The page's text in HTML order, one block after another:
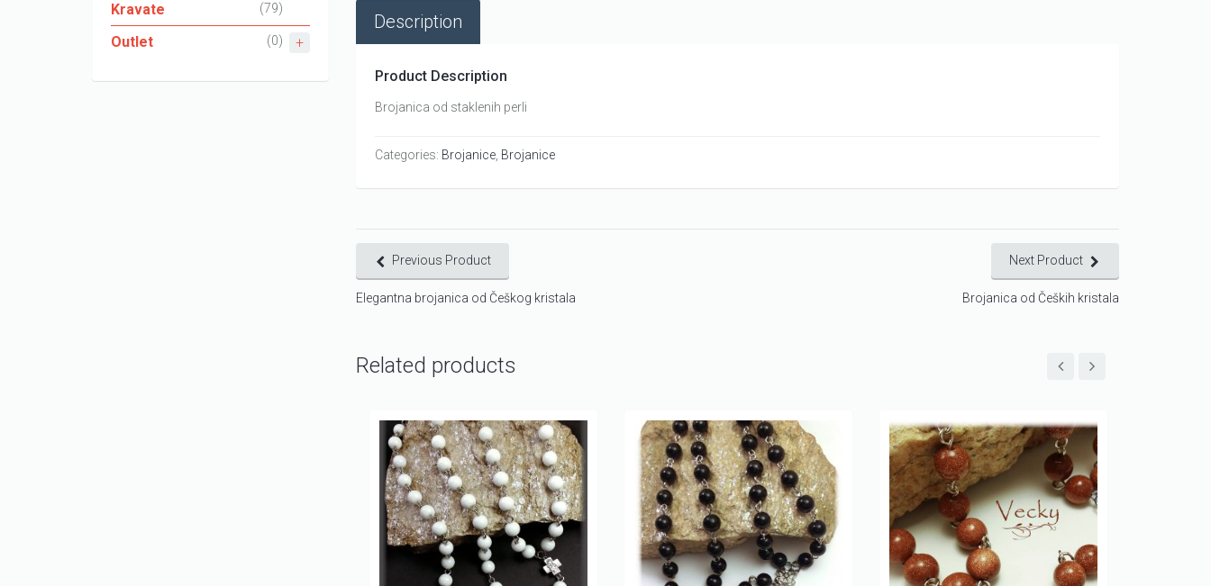
Kravate (79)
Outlet (0)
Description
Product Description
Brojanica od staklenih perli
Categories: Brojanice, Brojanice
Previous Product
Elegantna brojanica od Češkog kristala
Next Product
Brojanica od Čeških kristala
Related products